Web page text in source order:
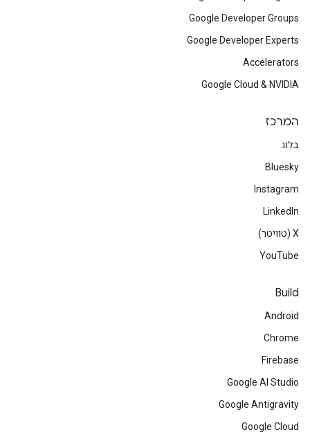
Google Developer Groups
Google Developer Experts
Accelerators
Google Cloud & NVIDIA
המרכז
בלוג
Bluesky
Instagram
LinkedIn
‫X (טוויטר)
YouTube
Build
Android
Chrome
Firebase
Google AI Studio
Google Antigravity
Google Cloud